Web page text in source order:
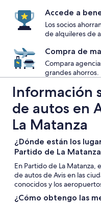
Accede a
Los socios
de alquileres de
Compra de
Compara
grandes ahorros.
Información
de autos en
La Matanza
¿Dónde están los
Partido de La
En Partido de La Matanza,
de autos de Avis en las
conocidos y los
¿Cómo obtengo las